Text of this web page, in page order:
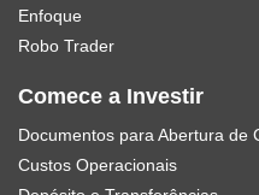
Enfoque
Robo Trader
Comece a Investir
Documentos para Abertura de
Custos Operacionais